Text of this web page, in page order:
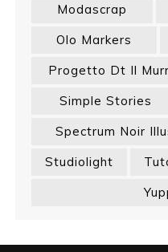
Modascrap
Olo Markers
Progetto Dt Il
Simple Stories
Spectrum Noir
Studiolight